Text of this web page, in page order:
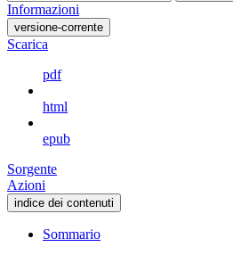
Informazioni
versione-corrente
Scarica
pdf
html
epub
Sorgente
Azioni
indice dei contenuti
Sommario